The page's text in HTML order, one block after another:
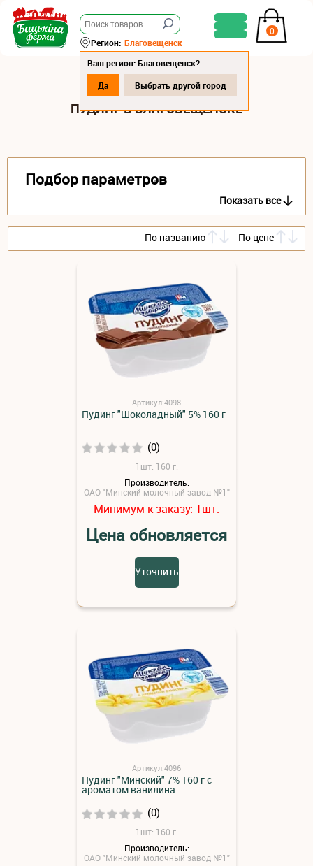
0
Регион: Благовещенск
Ваш регион: Благовещенск?
Да
Выбрать другой город
ПУДИНГ В БЛАГОВЕЩЕНСКЕ
Подбор параметров
Показать все
По названию По цене
Артикул:4098
Пудинг "Шоколадный" 5% 160 г
(0)
1шт: 160 г.
Производитель:
ОАО "Минский молочный завод №1"
Минимум к заказу: 1шт.
Цена обновляется
Уточнить
Артикул:4096
Пудинг "Минский" 7% 160 г с
ароматом ванилина
(0)
1шт: 160 г.
Производитель:
ОАО "Минский молочный завод №1"